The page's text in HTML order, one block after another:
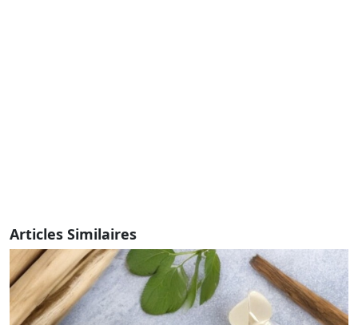
Articles Similaires